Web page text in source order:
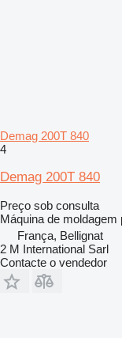
Demag 200T 840
4
Demag 200T 840
Preço sob consulta
Máquina de moldagem
França, Bellignat
2 M International Sarl
Contacte o vendedor